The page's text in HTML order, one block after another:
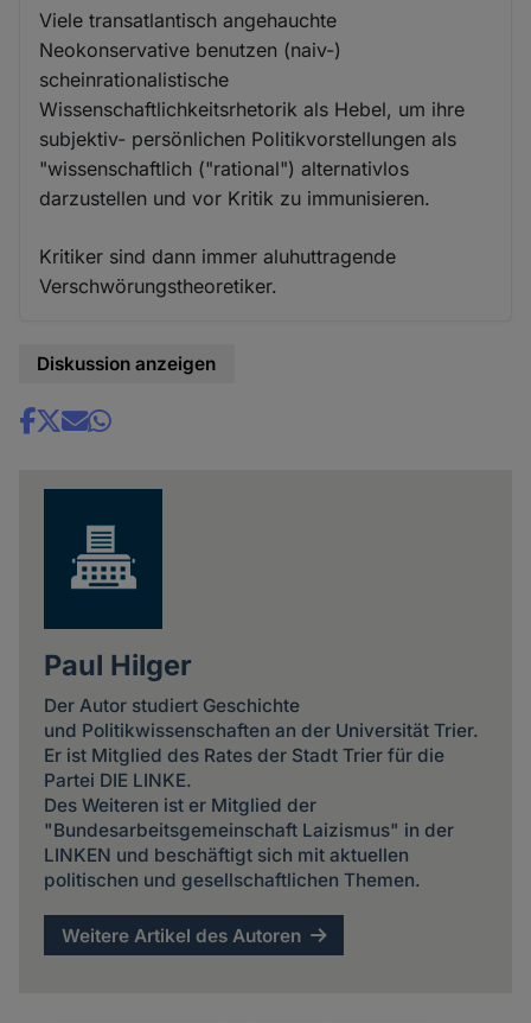
Viele transatlantisch angehauchte
Neokonservative benutzen (naiv-)
scheinrationalistische
Wissenschaftlichkeitsrhetorik als Hebel, um ihre
subjektiv- persönlichen Politikvorstellungen als
"wissenschaftlich ("rational") alternativlos
darzustellen und vor Kritik zu immunisieren.
Kritiker sind dann immer aluhuttragende
Verschwörungstheoretiker.
Diskussion anzeigen
Share
Paul Hilger
Der Autor studiert Geschichte
und Politikwissenschaften an der Universität Trier.
Er ist Mitglied des Rates der Stadt Trier für die
Partei DIE LINKE.
Des Weiteren ist er Mitglied der
"Bundesarbeitsgemeinschaft Laizismus" in der
LINKEN und beschäftigt sich mit aktuellen
politischen und gesellschaftlichen Themen.
Weitere Artikel des Autoren